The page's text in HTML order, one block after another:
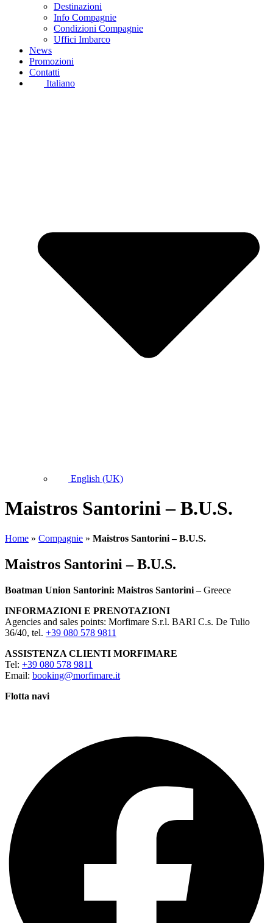
Destinazioni
Info Compagnie
Condizioni Compagnie
Uffici Imbarco
News
Promozioni
Contatti
Italiano
English (UK)
Maistros Santorini – B.U.S.
Home » Compagnie » Maistros Santorini – B.U.S.
Maistros Santorini – B.U.S.
Boatman Union Santorini: Maistros Santorini – Greece
INFORMAZIONI E PRENOTAZIONI
Agencies and sales points: Morfimare S.r.l. BARI C.s. De Tulio
36/40, tel. +39 080 578 9811
ASSISTENZA CLIENTI MORFIMARE
Tel: +39 080 578 9811
Email: booking@morfimare.it
Flotta navi